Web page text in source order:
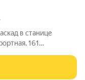
в станице
161
МореТут
корпусов